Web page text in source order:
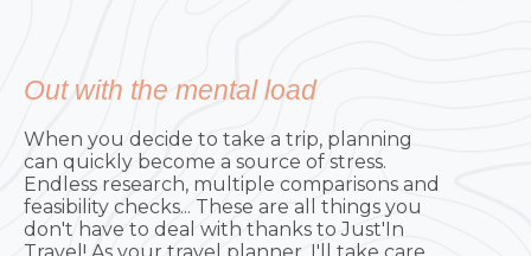
Out with the mental load
When you decide to take a trip, planning
can quickly become a source of stress.
Endless research, multiple comparisons and
feasibility checks... These are all things you
don't have to deal with thanks to Just'In